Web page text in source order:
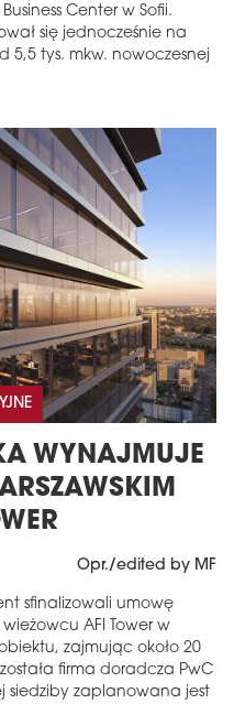
Center w Sofii.
się jednocześnie na
5,5 tys. mkw. nowoczesnej
WYNAJMUJE
Opr./edited by MF
sfinalizowali umowę
AFI Tower w
zajmując około 20
firma doradcza PwC
siedziby zaplanowana jest